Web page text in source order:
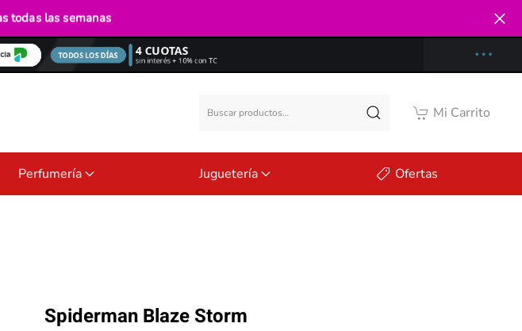
por:
Mi Carrito
Perfumería Juguetería Ofertas
Spiderman Blaze Storm
$40.000